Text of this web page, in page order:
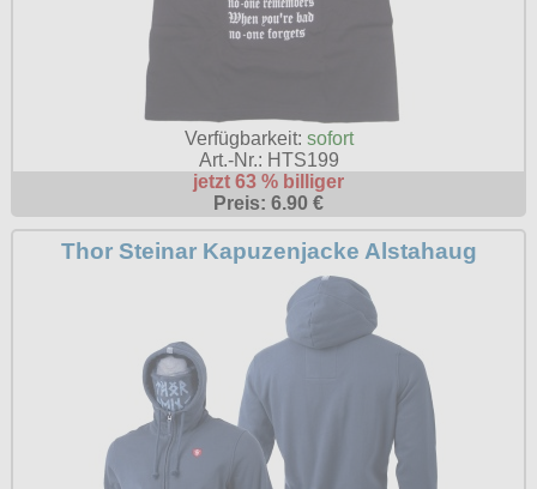
Verfügbarkeit: sofort
Art.-Nr.: HTS199
jetzt 63 % billiger
Preis: 6.90 €
Thor Steinar Kapuzenjacke Alstahaug